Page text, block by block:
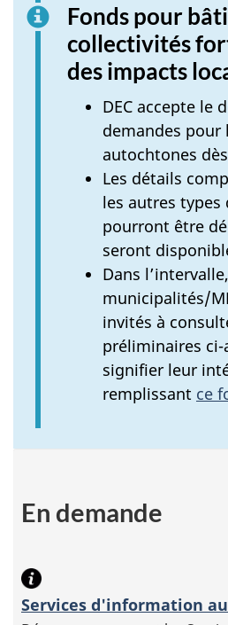
Fonds pour
collectivités
des impacts
DEC accepte le
demandes pour
autochtones
Les détails
les autres
pourront être
seront
Dans
municipalités/
invités à
préliminaires
signifier leur
remplissant ce
En demande
Services d'information